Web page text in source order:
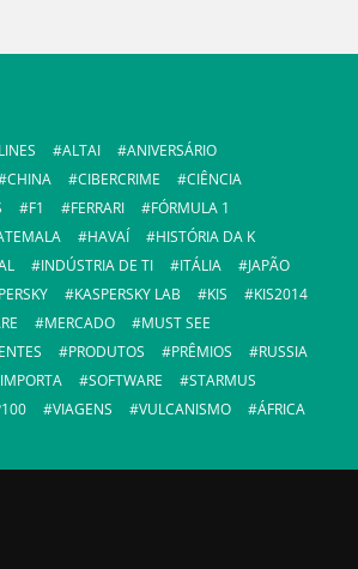
ALTAI
ANIVERSÁRIO
CHINA CIBERCRIME
CIÊNCIA
F1 FERRARI
FÓRMULA 1
HAVAÍ
HISTÓRIA DA K
INDÚSTRIA DE TI ITÁLIA
JAPÃO
KASPERSKY LAB KIS
KIS2014
MERCADO
MUST SEE
PRODUTOS PRÊMIOS
RUSSIA
SOFTWARE
STARMUS
VIAGENS VULCANISMO ÁFRICA